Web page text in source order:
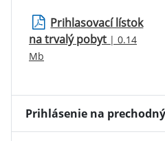
Prihlasovací lístok
na trvalý pobyt | 0.14
Mb
Prihlásenie na